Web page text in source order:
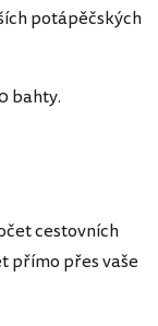
potápěčských
bahty.
cestovních
přímo přes vaše